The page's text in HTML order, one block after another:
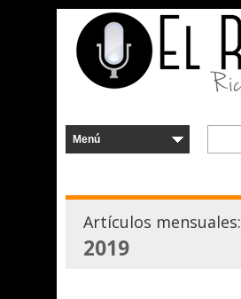
Artículos mensuales:
2019